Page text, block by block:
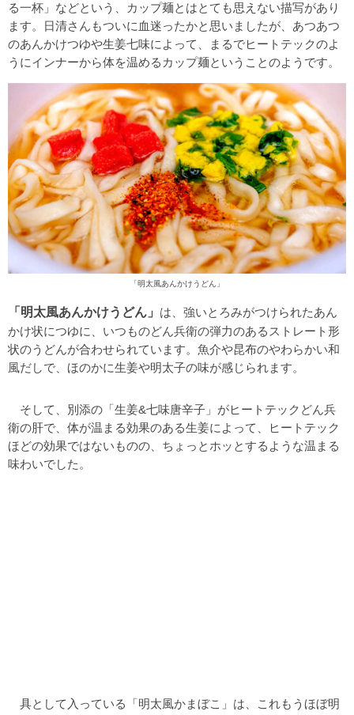
る一杯」などという、カップ麺とはとても思えない描写があり
ます。日清さんもついに血迷ったかと思いましたが、あつあつ
のあんかけつゆや生姜七味によって、まるでヒートテックのよ
うにインナーから体を温めるカップ麺ということのようです。
「明太風あんかけうどん」
「明太風あんかけうどん」 は、強いとろみがつけられたあん
かけ状につゆに、いつものどん兵衛の弾力のあるストレート形
状のうどんが合わせられています。魚介や昆布のやわらかい和
風だしで、ほのかに生姜や明太子の味が感じられます。
そして、別添の「生姜&七味唐辛子」がヒートテックどん兵
衛の肝で、体が温まる効果のある生姜によって、ヒートテック
ほどの効果ではないものの、ちょっとホッとするような温まる
味わいでした。
具として入っている「明太風かまぼこ」は、これもうほぼ明